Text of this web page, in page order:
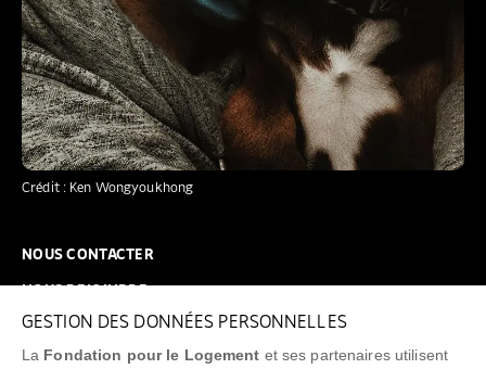
GESTION DES DONNÉES PERSONNELLES
La Fondation pour le Logement et ses partenaires utilisent
Crédit : Ken Wongyoukhong
NOUS CONTACTER
FAQ
NEWSLETTER